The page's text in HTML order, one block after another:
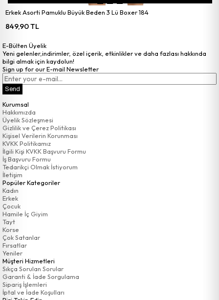
Erkek Asorti Pamuklu Büyük Beden 3 Lü Boxer 184
849,90 TL
E-Bülten Üyelik
Yeni gelenler,indirimler, özel içerik, etkinlikler ve daha fazlası hakkında
bilgi almak için kaydolun!
Sign up for our E-mail Newsletter
Send
Kurumsal
Hakkımızda
Üyelik Sözleşmesi
Gizlilik ve Çerez Politikası
Kişisel Verilerin Korunması
KVKK Politikamız
İlgili Kişi KVKK Başvuru Formu
İş Başvuru Formu
Tedarikçi Olmak İstiyorum
İletişim
Popüler Kategoriler
Kadın
Erkek
Çocuk
Hamile İç Giyim
Tayt
Korse
Çok Satanlar
Fırsatlar
Yeniler
Müşteri Hizmetleri
Sıkça Sorulan Sorular
Garanti & İade Sorgulama
Sipariş İşlemleri
İptal ve İade Koşulları